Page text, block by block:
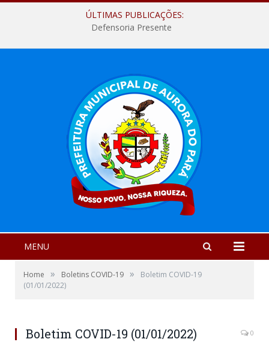
ÚLTIMAS PUBLICAÇÕES:
Defensoria Presente
MENU
Home » Boletins COVID-19 »
Boletim COVID-19
(01/01/2022)
Boletim COVID-19 (01/01/2022) 0